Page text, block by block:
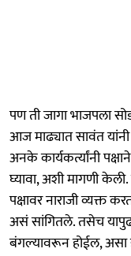
पण ती जागा भाजपला
आज माढ्यात सावंत यांनी
अनके कार्यकर्त्यांनी
घ्यावा, अशी मागणी
पक्षावर नाराजी व्यक्त
असं सांगितले. तसेच
बंगल्यावरून होईल, असा